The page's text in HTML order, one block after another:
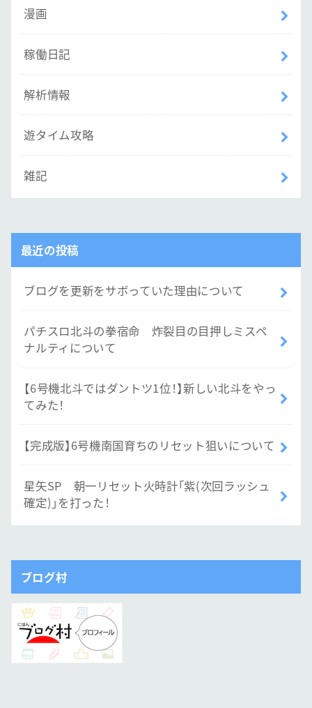
漫画
稼働日記
解析情報
遊タイム攻略
雑記
最近の投稿
ブログを更新をサボっていた理由について
パチスロ北斗の拳宿命 炸裂目の目押しミスペ
ナルティについて
【6号機北斗ではダントツ1位！】新しい北斗をやっ
てみた！
【完成版】6号機南国育ちのリセット狙いについて
星矢SP 朝一リセット火時計「紫(次回ラッシュ
確定)」を打った！
ブログ村